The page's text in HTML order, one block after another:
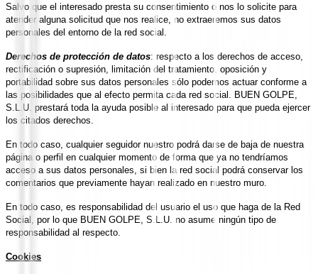
Salvo que el interesado presta su consentimiento o nos lo solicite para
atender alguna solicitud que nos realice, no extraeremos sus datos
personales del entorno de la red social.
Derechos de protección de datos: respecto a los derechos de acceso,
rectificación o supresión, limitación del tratamiento, oposición y
portabilidad sobre sus datos personales sólo podemos actuar conforme a
las posibilidades que al efecto permita cada red social. BUEN GOLPE,
S.L.U. prestará toda la ayuda posible al interesado para que pueda ejercer
los citados derechos.
En todo caso, cualquier seguidor nuestro podrá darse de baja de nuestra
página o perfil en cualquier momento de forma que ya no tendríamos
acceso a sus datos personales, si bien la red social podrá conservar los
comentarios que previamente hayan realizado en nuestro muro.
En todo caso, es responsabilidad del usuario el uso que haga de la Red
Social, por lo que BUEN GOLPE, S.L.U. no asume ningún tipo de
responsabilidad al respecto.
Cookies